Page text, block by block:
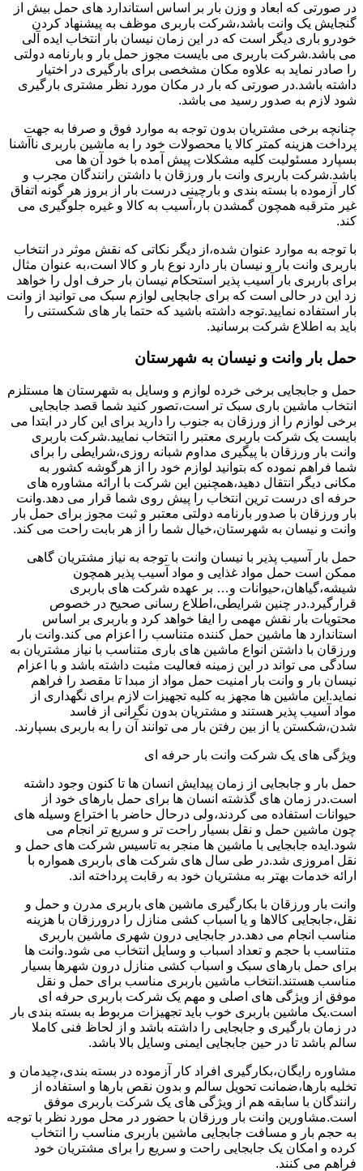
در صورتی که ابعاد و وزن بار بر اساس استاندارد های حمل بیش از
گنجایش یک وانت باشد،شرکت باربری موظف به پیشنهاد کردن
خودرو باری دیگر است که در این زمان نیسان بار انتخاب ایده آلی
می باشد.شرکت باربری می بایست مجوز حمل بار و بارنامه دولتی
را صادر نماید به علاوه مکان مشخصی برای بارگیری در اختیار
داشته باشد.در صورتی که بار در مکان مورد نظر مشتری بارگیری
شود لازم به صدور رسید می باشد.
چنانچه برخی مشتریان بدون توجه به موارد فوق و صرفا به جهت
پرداخت هزینه کمتر کالا یا محصولات خود را به ماشین باربری ناآشنا
بسپارد مسئولیت کلیه مشکلات پیش آمده با خود آن ها می
باشد.شرکت باربری وانت بار ورزقان با داشتن رانندگان مجرب و
کار آزموده با بسته بندی و بارچینی درست بار از بروز هر گونه اتفاق
غیر مترقبه همچون گمشدن بار،آسیب به کالا و غیره جلوگیری می
کند.
با توجه به موارد عنوان شده،از دیگر نکاتی که نقش موثر در انتخاب
باربری وانت بار و نیسان بار دارد نوع بار و کالا است،به عنوان مثال
برای باربری بار آسیب پذیر استحکام نیسان بار حرف اول را خواهد
زد این در حالی است که برای جابجایی لوازم سبک می توانید از وانت
بار استفاده نمایید.توجه داشته باشید که حتما بار های شکستنی را
باید به اطلاع شرکت برسانید.
حمل بار وانت و نیسان به شهرستان
حمل و جابجایی برخی خرده لوازم و وسایل به شهرستان ها مستلزم
انتخاب ماشین باری سبک تر است،تصور کنید شما قصد جابجایی
برخی لوازم را از ورزقان به جنوب را دارید برای این کار در ابتدا می
بایست یک شرکت باربری معتبر را انتخاب نمایید.شرکت باربری
وانت بار ورزقان با پیگیری مداوم شبانه روزی،شرایطی را برای
شما فراهم نموده که بتوانید لوازم خود را از هرگوشه کشور به
مکانی دیگر انتقال دهید،همچنین این شرکت با ارائه مشاوره های
حرفه ای درست ترین انتخاب را پیش روی شما قرار می دهد.وانت
بار ورزقان با صدور بارنامه دولتی معتبر و ثبت مجوز برای حمل بار
وانت و نیسان به شهرستان،خیال شما را از هر بابت راحت می کند.
حمل بار آسیب پذیر با نیسان وانت با توجه به نیاز مشتریان گاهی
ممکن است حمل مواد غذایی و مواد آسیب پذیر همچون
شیشه،گیاهان،حیوانات و… بر عهده شرکت های باربری
قرارگیرد.در چنین شرایطی،اطلاع رسانی صحیح در خصوص
محتویات بار نقش مهمی را ایفا خواهد کرد و باربری بر اساس
استاندارد ها ماشین حمل کننده متناسب را اعزام می کند.وانت بار
ورزقان با داشتن انواع ماشین های باری متناسب با نیاز مشتریان به
سادگی می تواند در این زمینه فعالیت مثبت داشته باشد و با اعزام
نیسان بار و وانت بار امنیت حمل مواد از مبدا تا مقصد را فراهم
نماید.این ماشین ها مجهز به کلیه تجهیزات لازم برای نگهداری از
مواد آسیب پذیر هستند و مشتریان بدون نگرانی از فاسد
شدن،شکستن یا از بین رفتن بار می توانند آن را به باربری بسپارند.
ویژگی های یک شرکت وانت بار حرفه ای
حمل بار و جابجایی از زمان پیدایش انسان ها تا کنون وجود داشته
است.در زمان های گذشته انسان ها برای حمل بارهای خود از
حیوانات استفاده می کردند،ولی درحال حاضر با اختراع وسیله های
چون ماشین حمل و نقل بسیار راحت تر و سریع تر انجام می
شود.ایده جابجایی با ماشین ها منجر به تاسیس شرکت های حمل و
نقل امروزی شد.در طی سال های شرکت های باربری همواره با
ارائه خدمات بهتر به مشتریان خود به رقابت پرداخته اند.
وانت بار ورزقان با بکارگیری ماشین های باربری مدرن و حمل و
نقل،جابجایی کالاها و یا اسباب کشی منازل را درورزقان با هزینه
مناسب انجام می دهد.در جابجایی درون شهری ماشین باربری
متناسب با حجم و تعداد اسباب و وسایل انتخاب می شود.وانت ها
برای حمل بارهای سبک و اسباب کشی منازل درون شهرها بسیار
مناسب هستند.انتخاب ماشین باربری مناسب برای حمل و نقل
موفق از ویژگی های اصلی و مهم یک شرکت باربری حرفه ای
است.یک ماشین باربری خوب باید تجهیزات مربوط به بسته بندی بار
در زمان بارگیری و جابجایی را داشته باشد و از لحاظ فنی کاملا
سالم باشد تا در حین جابجایی ایمنی وسایل بالا باشد.
مشاوره رایگان،بکارگیری افراد کار آزموده در بسته بندی،چیدمان و
تخلیه بارها،ضمانت تحویل سالم و بدون نقص بارها و استفاده از
رانندگان با سابقه هم از ویژگی های یک شرکت باربری موفق
است.مشاورین وانت بار ورزقان با حضور در محل مورد نظر با توجه
به حجم بار و مسافت جابجایی ماشین باربری مناسب را انتخاب
کرده و امکان یک جابجایی راحت و سریع را برای مشتریان خود
فراهم می کنند.